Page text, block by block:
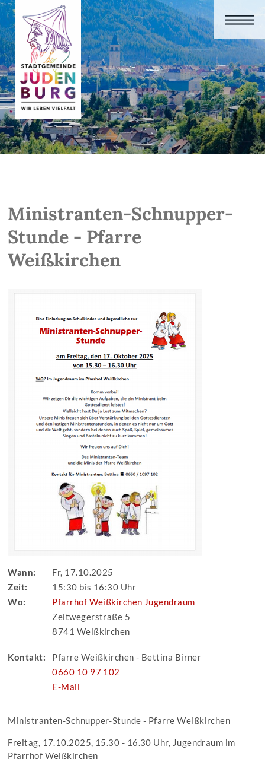
Ministranten-Schnupper-
Stunde - Pfarre
Weißkirchen
Wann:
Fr, 17.10.2025
Zeit:
15:30 bis 16:30 Uhr
Wo:
Pfarrhof Weißkirchen Jugendraum
Zeltwegerstraße 5
8741 Weißkirchen
Kontakt:
Pfarre Weißkirchen - Bettina Birner
0660 10 97 102
E-Mail
Ministranten-Schnupper-Stunde - Pfarre Weißkirchen
Freitag, 17.10.2025, 15.30 - 16.30 Uhr, Jugendraum im
Pfarrhof Weißkirchen